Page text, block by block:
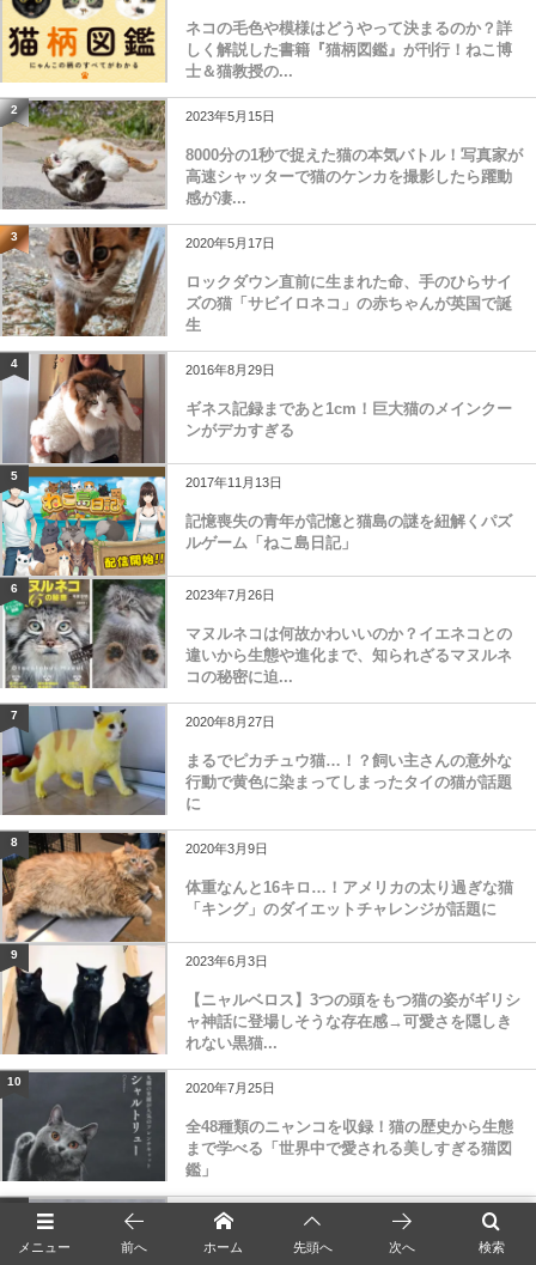
ネコの毛色や模様はどうやって決まるのか？詳
しく解説した書籍『猫柄図鑑』が刊行！ねこ博
士＆猫教授の...
2 2023年5月15日
8000分の1秒で捉えた猫の本気バトル！写真家が
高速シャッターで猫のケンカを撮影したら躍動
感が凄...
3 2020年5月17日
ロックダウン直前に生まれた命、手のひらサイ
ズの猫「サビイロネコ」の赤ちゃんが英国で誕
生
4 2016年8月29日
ギネス記録まであと1cm！巨大猫のメインクー
ンがデカすぎる
5 2017年11月13日
記憶喪失の青年が記憶と猫島の謎を紐解くパズ
ルゲーム「ねこ島日記」
6 2023年7月26日
マヌルネコは何故かわいいのか？イエネコとの
違いから生態や進化まで、知られざるマヌルネ
コの秘密に迫...
7 2020年8月27日
まるでピカチュウ猫…！？飼い主さんの意外な
行動で黄色に染まってしまったタイの猫が話題
に
8 2020年3月9日
体重なんと16キロ…！アメリカの太り過ぎな猫
「キング」のダイエットチャレンジが話題に
9 2023年6月3日
【ニャルベロス】3つの頭をもつ猫の姿がギリシ
ャ神話に登場しそうな存在感→可愛さを隠しき
れない黒猫...
10 2020年7月25日
全48種類のニャンコを収録！猫の歴史から生態
まで学べる「世界中で愛される美しすぎる猫図
鑑」
2020年6月29日
顔半分がグレーと黒の2色！激レアな模様を持つ
メニュー 検索
前へ ホーム 先頭へ 次へ